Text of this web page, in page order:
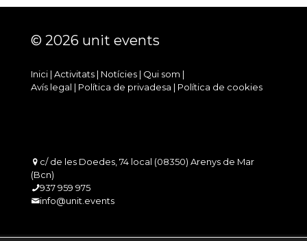
© 2026 unit events
Inici | Activitats | Notícies | Qui som |
Avís legal | Política de privadesa | Política de cookies
c/ de les Doedes, 74 local (08350) Arenys de Mar
(Bcn)
937 959 975
info@unit.events